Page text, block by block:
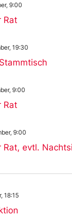
Rat
9:00
19:30
Rat
9:00
Rat, evtl.
9:00
18:15